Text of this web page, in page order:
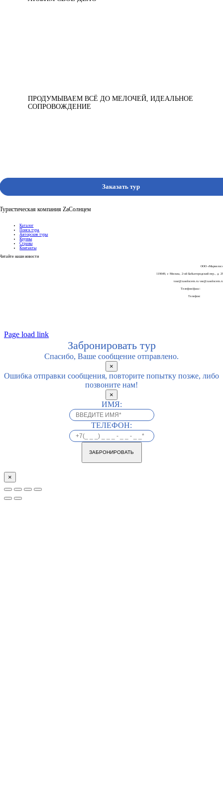
ПРОДУМЫВАЕМ ВСЁ ДО МЕЛОЧЕЙ, ИДЕАЛЬНОЕ
СОПРОВОЖДЕНИЕ
Заказать тур
Туристическая компания ZaСолнцем
Каталог
Поиск тура
Авторские туры
Круизы
Страны
Контакты
Читайте наши новости
ООО «Марвелос»
119049, г. Москва, 2-ой Бабьегородский пер., д. 29
tour@zasolncem.ru vse@zasolncem.ru
Телефон/факс:
Телефон:
Page load link
Забронировать тур
Спасибо, Ваше сообщение отправлено.
×
Ошибка отправки сообщения, повторите попытку позже, либо
позвоните нам!
×
ИМЯ:
ТЕЛЕФОН:
ЗАБРОНИРОВАТЬ
×